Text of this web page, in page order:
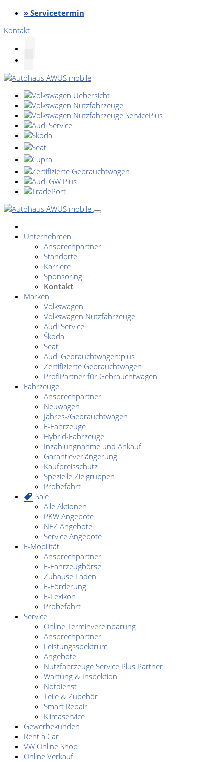
» Servicetermin
Kontakt
Unternehmen
Ansprechpartner
Standorte
Karriere
Sponsoring
Kontakt
Marken
Volkswagen
Volkswagen Nutzfahrzeuge
Audi Service
Škoda
Seat
Audi Gebrauchtwagen:plus
Zertifizierte Gebrauchtwagen
ProfiPartner für Gebrauchtwagen
Fahrzeuge
Ansprechpartner
Neuwagen
Jahres-/Gebrauchtwagen
E-Fahrzeuge
Hybrid-Fahrzeuge
Inzahlungnahme und Ankauf
Garantieverlängerung
Kaufpreisschutz
Spezielle Zielgruppen
Probefahrt
Sale
Alle Aktionen
PKW Angebote
NFZ Angebote
Service Angebote
E-Mobilität
Ansprechpartner
E-Fahrzeugbörse
Zuhause Laden
E-Förderung
E-Lexikon
Probefahrt
Service
Online Terminvereinbarung
Ansprechpartner
Leistungsspektrum
Angebote
Nutzfahrzeuge Service Plus Partner
Wartung & Inspektion
Notdienst
Teile & Zubehör
Smart Repair
Klimaservice
Gewerbekunden
Rent a Car
VW Online Shop
Online Verkauf